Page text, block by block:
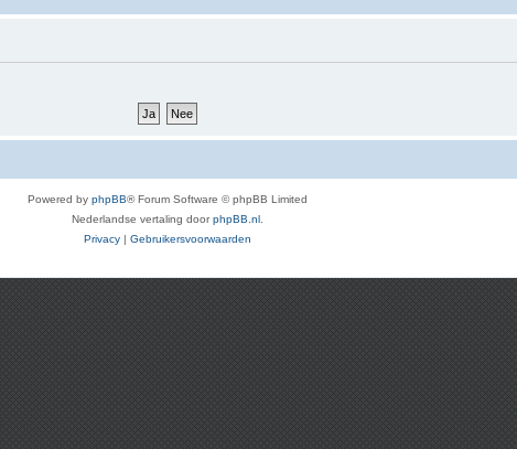
Powered by phpBB® Forum Software © phpBB Limited
Nederlandse vertaling doorphpBB.nl
Privacy | Gebruikersvoorwaarden